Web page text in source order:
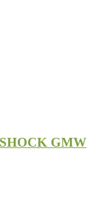
GMW